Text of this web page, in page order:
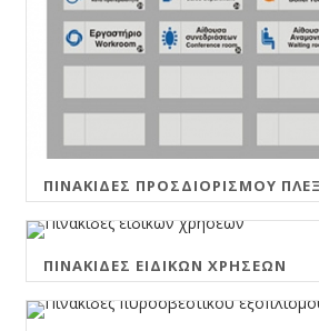
ΠΙΝΑΚΊΔΕΣ ΠΡΟΣΔΙΟΡΙΣΜΟΎ
ΠΙΝΑΚΊΔΕΣ ΕΙΔΙΚΏΝ ΧΡΉΣΕΩΝ